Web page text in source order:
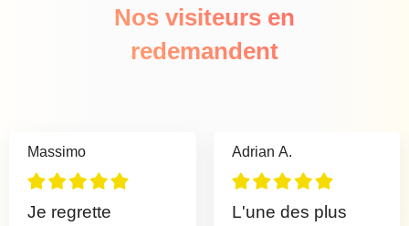
Nos visiteurs en
redemandent
Massimo
Je regrette
Adrian A.
L'une des plus